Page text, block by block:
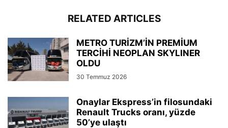
RELATED ARTICLES
METRO TURİZM’İN PREMİUM
TERCİHİ NEOPLAN SKYLINER
OLDU
30 Temmuz 2026
Onaylar Ekspress’in filosundaki
Renault Trucks oranı, yüzde
50’ye ulaştı